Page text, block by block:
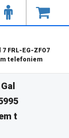
FRL-EG-ZFO7
telefoniem
t